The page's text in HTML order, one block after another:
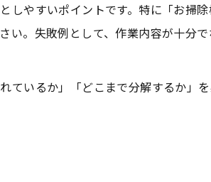
分解や作業範囲の注意点とは
エアコンクリーニング業者選びの基準
選びで差がつく安心クリーニング術
しやすいポイントです。特に「お掃
い。失敗例として、作業内容が十分
ているか」「どこまで分解するか」